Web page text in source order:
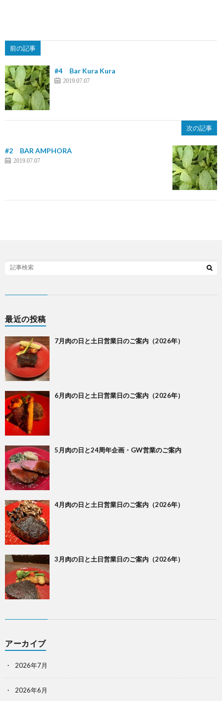
前の記事
#4 Bar Kura Kura
2019.07.07
次の記事
#2 BAR AMPHORA
2019.07.07
最近の投稿
7月肉の日と土日営業日のご案内（2026年）
6月肉の日と土日営業日のご案内（2026年）
5月肉の日と24周年企画・GW営業のご案内
4月肉の日と土日営業日のご案内（2026年）
3月肉の日と土日営業日のご案内（2026年）
アーカイブ
2026年7月
2026年6月